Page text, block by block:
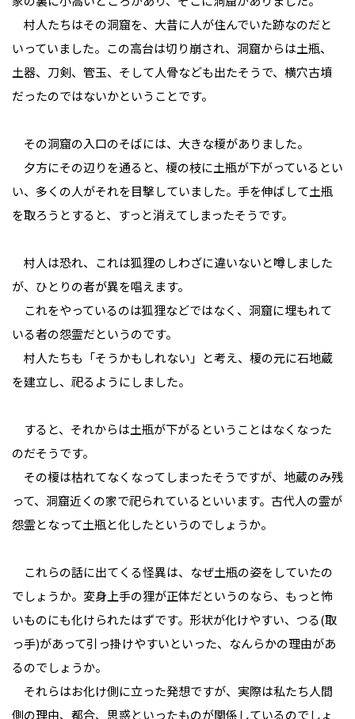
村人たちはその洞窟を、大昔に人が住んでいた跡なのだと
いっていました。この高台は切り崩され、洞窟からは土瓶、
土器、刀剣、管玉、そして人骨なども出たそうで、横穴古墳
だったのではないかということです。
その洞窟の入口のそばには、大きな榎がありました。
夕方にその辺りを通ると、榎の枝に土瓶が下がっているとい
い、多くの人がそれを目撃していました。手を伸ばして土瓶
を取ろうとすると、すっと消えてしまったそうです。
村人は恐れ、これは狐狸のしわざに違いないと噂しました
が、ひとりの者が異を唱えます。
これをやっているのは狐狸などではなく、洞窟に埋もれて
いる者の怨霊だというのです。
村人たちも「そうかもしれない」と考え、榎の元に石地蔵
を建立し、祀るようにしました。
すると、それからは土瓶が下がるということはなくなった
のだそうです。
その榎は枯れてなくなってしまったそうですが、地蔵のみ残
って、洞窟近くの家で祀られているといいます。古代人の霊が
怨霊となって土瓶と化したというのでしょうか。
これらの話に出てくる怪異は、なぜ土瓶の姿をしていたの
でしょうか。変身上手の狸が正体だというのなら、もっと怖
いものにも化けられたはずです。形状が化けやすい、つる(取
っ手)があって引っ掛けやすいといった、なんらかの理由があ
るのでしょうか。
それらはお化け側に立った発想ですが、実際は私たち人間
側の理由、都合、思惑といったものが関係しているのでしょ